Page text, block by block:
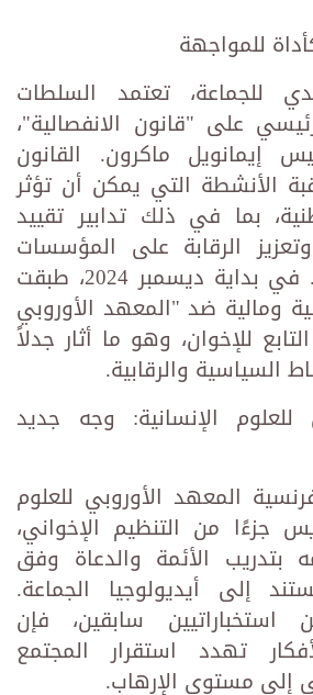
للمواجهة
للجماعة، تعتمد السلطات
على "قانون الانفصالية"،
إيمانويل ماكرون. القانون
الأنشطة التي يمكن أن تؤثر
بما في ذلك تدابير تقييد
الرقابة على المؤسسات
المتهمة بالتطرف. في بداية ديسمبر 2024، طبقت
ومالية ضد "المعهد الأوروبي
للإخوان، وهو ما أثار جدلاً
السياسية والرقابية.
للعلوم الإنسانية: وجه جديد
المعهد الأوروبي للعلوم
جزءًا من التنظيم الإخواني،
بتدريب الأئمة والدعاة وفق
إلى أيديولوجيا الجماعة.
سابقين، فإن
تهدد استقرار المجتمع
إلى مستوى الإرهاب.